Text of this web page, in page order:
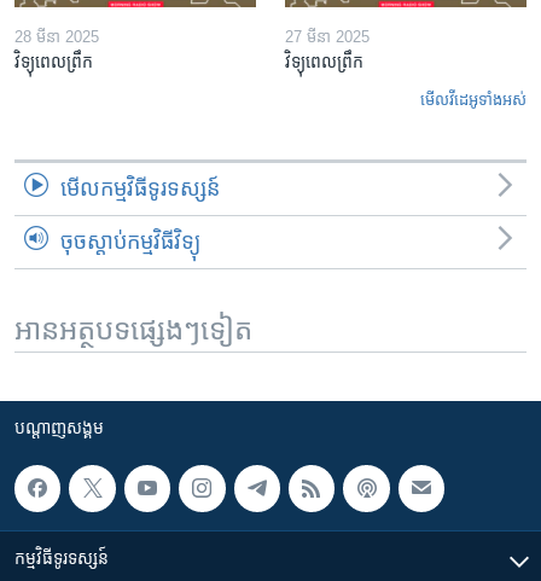
28 មីនា 2025
វិទ្យុពេលព្រឹក
27 មីនា 2025
វិទ្យុពេលព្រឹក
មើល​វីដេអូ​ទាំង​អស់
មើល​កម្មវិធី​ទូរទស្សន៍
ចុចស្តាប់កម្មវិធីវិទ្យុ
អានអត្ថបទផ្សេងៗទៀត
បណ្តាញ​សង្គម
កម្មវិធី​ទូរទស្សន៍